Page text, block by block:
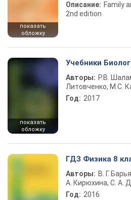
показать
обложку
Описание: Family
2nd edition
показать
обложку
Учебники
Авторы: Р.В.
Литовченко, М.С.
Год: 2017
ГДЗ Физика 8
Авторы: В. Г.
А. Кирюхина, С. А.
Год: 2016